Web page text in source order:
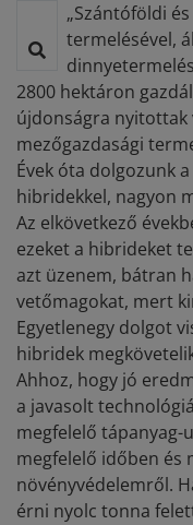
„Szántóföldi
termelésével,
2800 hektáron
újdonságra nyitottak
mezőgazdasági
Évek óta dolgozunk a
hibridekkel, nagyon
Az elkövetkező
ezeket a hibrideket
azt üzenem, bátran
vetőmagokat, mert
Egyetlenegy dolgot
hibridek
Ahhoz, hogy jó
a javasolt
megfelelő
megfelelő időben és
növényvédelemről.
érni nyolc tonna